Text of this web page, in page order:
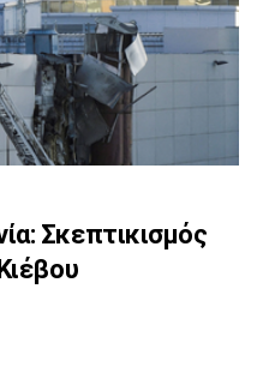
Σκεπτικισμός